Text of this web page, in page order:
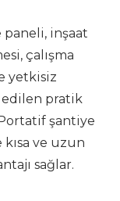
inşaat
çalışma
yetkisiz
pratik
şantiye
kısa ve uzun
sağlar.